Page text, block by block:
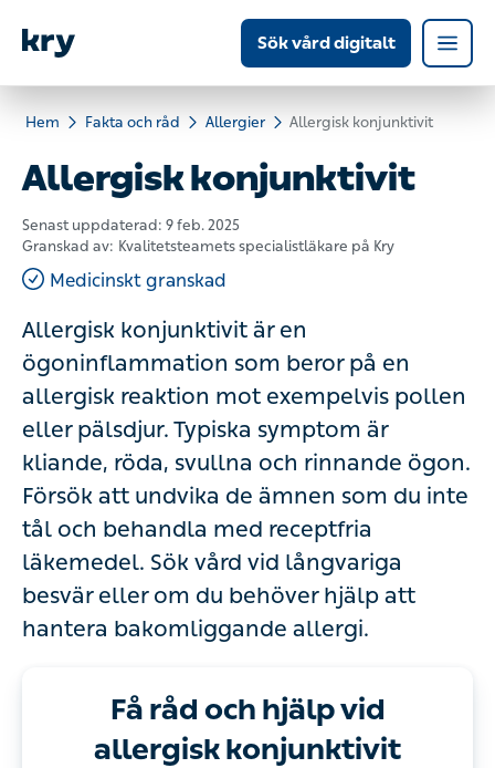
Sök vård digitalt
Hem Fakta och råd Allergier Allergisk konjunktivit
Allergisk konjunktivit
Senast uppdaterad: 9 feb. 2025
Granskad av: Kvalitetsteamets specialistläkare på Kry
Medicinskt granskad
Allergisk konjunktivit är en
ögoninflammation som beror på en
allergisk reaktion mot exempelvis pollen
eller pälsdjur. Typiska symptom är
kliande, röda, svullna och rinnande ögon.
Försök att undvika de ämnen som du inte
tål och behandla med receptfria
läkemedel. Sök vård vid långvariga
besvär eller om du behöver hjälp att
hantera bakomliggande allergi.
Få råd och hjälp vid
allergisk konjunktivit